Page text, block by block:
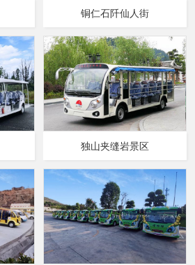
铜仁石阡仙人街
独山夹缝岩景区